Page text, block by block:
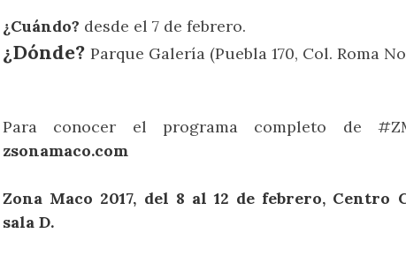
¿Cuándo? desde el 7 de febrero.
¿Dónde?Parque Galería (Puebla 170, Col. Roma
Para conocer el programa completo de
zsonamaco.com
Zona Maco 2017, del 8 al 12 de febrero, Centro
sala D.